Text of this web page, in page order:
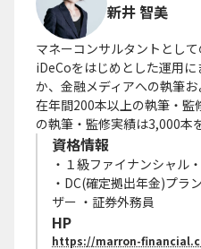
新井 智美
マネーコンサルタントとし
iDeCoをはじめとした運用
か、金融メディアへの執筆
在年間200本以上の執筆・監
の執筆・監修実績は3,000本
資格情報
・１級ファイナンシャル
・DC(確定拠出年金)プラ
ザー ・証券外務員
HP
https://marron-